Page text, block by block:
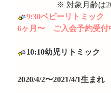
※ 対象月齢は
9:30ベビーリトミック
6ヶ月〜 ご入会予約受付
10:10幼児リトミック
2020/4/2〜2021/4/1生まれ